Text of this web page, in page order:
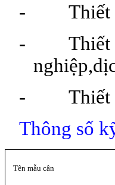
- Thiết bị
- Thiết kế
- Thiết kế
Thông số
Tên mẫu cân